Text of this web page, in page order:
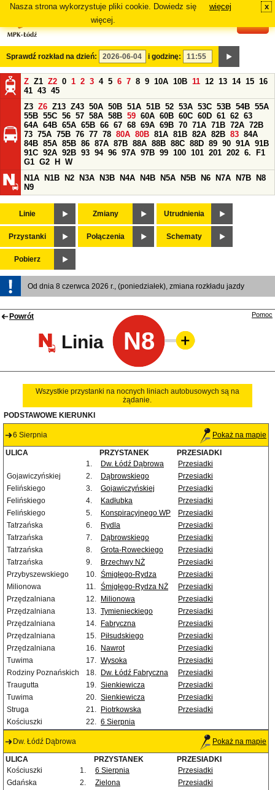
Nasza strona wykorzystuje pliki cookie. Dowiedz się
więcej.
więcej x
Sprawdź rozkład na dzień: i godzinę:
Z Z1 Z2 0 1 2 3 4 5 6 7 8 9 10A 10B 11 12 13 14 15 16
41 43 45
Z3 Z6 Z13 Z43 50A 50B 51A 51B 52 53A 53C 53B 54B 55A
55B 55C 56 57 58A 58B 59 60A 60B 60C 60D 61 62 63
64A 64B 65A 65B 66 67 68 69A 69B 70 71A 71B 72A 72B
73 75A 75B 76 77 78 80A 80B 81A 81B 82A 82B 83 84A
84B 85A 85B 86 87A 87B 88A 88B 88C 88D 89 90 91A 91B
91C 92A 92B 93 94 96 97A 97B 99 100 101 201 202 6.
F1
G1 G2 H
W
N1A
N1B N2 N3A N3B N4A N4B N5A N5B N6 N7A N7B
N8
N9
Linie Zmiany Utrudnienia
Przystanki Połączenia Schematy
Pobierz
Od dnia 8 czerwca 2026 r., (poniedziałek), zmiana rozkładu jazdy
Powrót
Linia N8
Pomoc
Wszystkie przystanki na nocnych liniach autobusowych są na
żądanie.
PODSTAWOWE KIERUNKI
6 Sierpnia Pokaż na mapie
ULICA PRZYSTANEK
PRZESIADKI
1.
Dw. Łódź Dąbrowa
Przesiadki
Gojawiczyńskiej
2. Dąbrowskiego
Przesiadki
Felińskiego
3. Gojawiczyńskiej
Przesiadki
Felińskiego
4. Kadłubka
Przesiadki
Felińskiego
5. Konspiracyjnego WP
Przesiadki
Tatrzańska
6. Rydla
Przesiadki
Tatrzańska
7. Dąbrowskiego
Przesiadki
Tatrzańska
8. Grota-Roweckiego
Przesiadki
Tatrzańska
9. Brzechwy NŻ
Przesiadki
Przybyszewskiego
10. Śmigłego-Rydza
Przesiadki
Milionowa
11. Śmigłego-Rydza NŻ
Przesiadki
Przędzalniana
12. Milionowa
Przesiadki
Przędzalniana
13. Tymienieckiego
Przesiadki
Przędzalniana
14. Fabryczna
Przesiadki
Przędzalniana
15. Piłsudskiego
Przesiadki
Przędzalniana
16. Nawrot
Przesiadki
Tuwima
17. Wysoka
Przesiadki
Rodziny Poznańskich
18. Dw. Łódź Fabryczna
Przesiadki
Traugutta
19. Sienkiewicza
Przesiadki
Tuwima
20. Sienkiewicza
Przesiadki
Struga
21. Piotrkowska
Przesiadki
Kościuszki
22. 6 Sierpnia
Dw. Łódź Dąbrowa Pokaż na mapie
ULICA PRZYSTANEK
PRZESIADKI
Kościuszki
1. 6 Sierpnia
Przesiadki
Gdańska
2. Zielona
Przesiadki